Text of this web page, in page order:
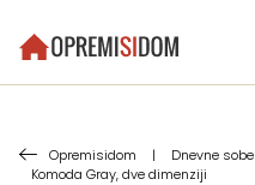
Opremisidom | Dnevne sobe
Komoda Gray, dve dimenziji